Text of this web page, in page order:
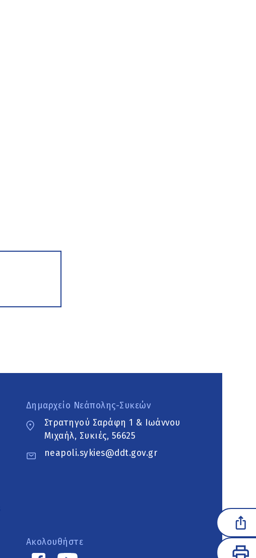
Δημαρχείο Νεάπολης-Συκεών
Στρατηγού Σαράφη 1 & Ιωάννου
Μιχαήλ, Συκιές, 56625
neapoli.sykies@ddt.gov.gr
Ακολουθήστε